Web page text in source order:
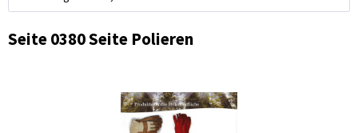
Seite 0380 Seite Polieren